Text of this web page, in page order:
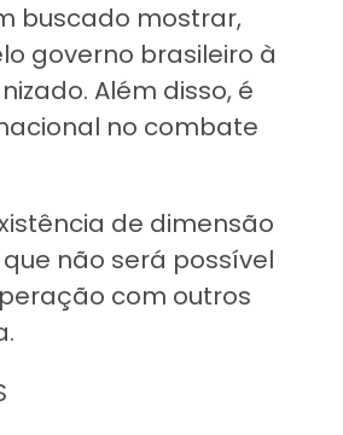
buscado mostrar,
governo brasileiro à
Além disso, é
no combate
de dimensão
não será possível
com outros